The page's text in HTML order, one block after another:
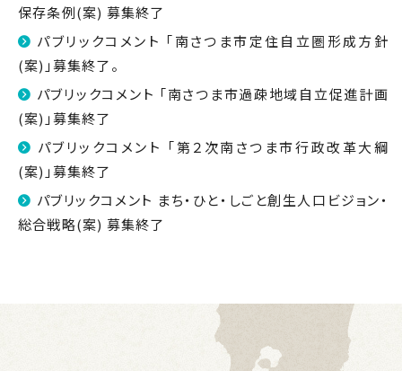
保存条例(案) 募集終了
パブリックコメント 「南さつま市定住自立圏形成方針
(案)」募集終了。
パブリックコメント 「南さつま市過疎地域自立促進計画
(案)」募集終了
パブリックコメント 「第２次南さつま市行政改革大綱
(案)」募集終了
パブリックコメント まち・ひと・しごと創生人口ビジョン・
総合戦略(案) 募集終了